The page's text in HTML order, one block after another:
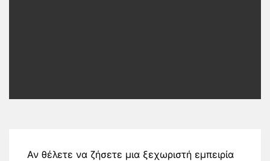
Αν θέλετε να ζήσετε μια ξεχωριστή εμπειρία